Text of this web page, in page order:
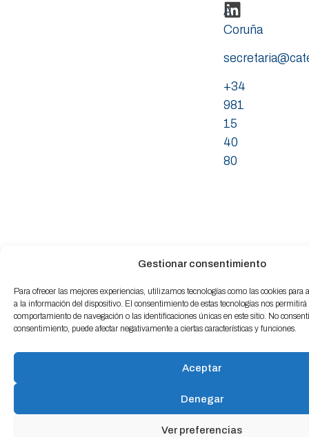
Gestionar consentimiento
Para ofrecer las mejores experiencias, utilizamos tecnologías como las cookies para
a la información del dispositivo. El consentimiento de estas tecnologías nos permitirá
comportamiento de navegación o las identificaciones únicas en este sitio. No
consentimiento, puede afectar negativamente a ciertas características y funciones.
Aceptar
Denegar
Ver preferencias
A
Coruña
+34
981
15
40
80